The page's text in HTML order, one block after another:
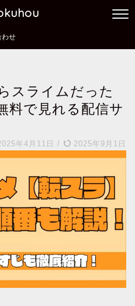
わせ
スライムだった
料で見れる配信サ
年4月11日 / 2025年9月1日